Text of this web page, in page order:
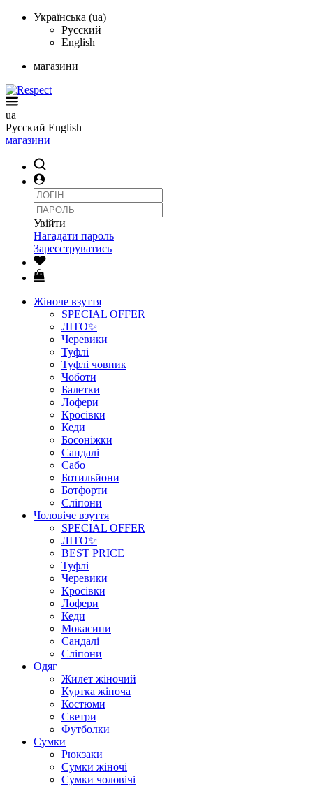
Українська (ua)
Русский
English
магазини
ua
Русский English
магазини
Увійти
Нагадати пароль
Зареєструватись
Жіноче взуття
SPECIAL OFFER
ЛІТО✨
Черевики
Туфлі
Туфлі човник
Чоботи
Балетки
Лофери
Кросівки
Кеди
Босоніжки
Сандалі
Сабо
Ботильйони
Ботфорти
Сліпони
Чоловіче взуття
SPECIAL OFFER
ЛІТО✨
BEST PRICE
Туфлі
Черевики
Кросівки
Лофери
Кеди
Мокасини
Сандалі
Сліпони
Одяг
Жилет жіночий
Куртка жіноча
Костюми
Светри
Футболки
Сумки
Рюкзаки
Сумки жіночі
Сумки чоловічі